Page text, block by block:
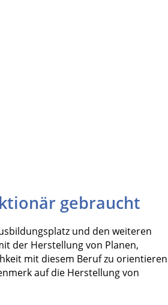
gebraucht
und den weiteren
der Herstellung von Planen,
mit diesem Beruf zu orientieren
auf die Herstellung von
Obdachloser (58) verzweifelt:
Nach öffentlichem Aufschrei: